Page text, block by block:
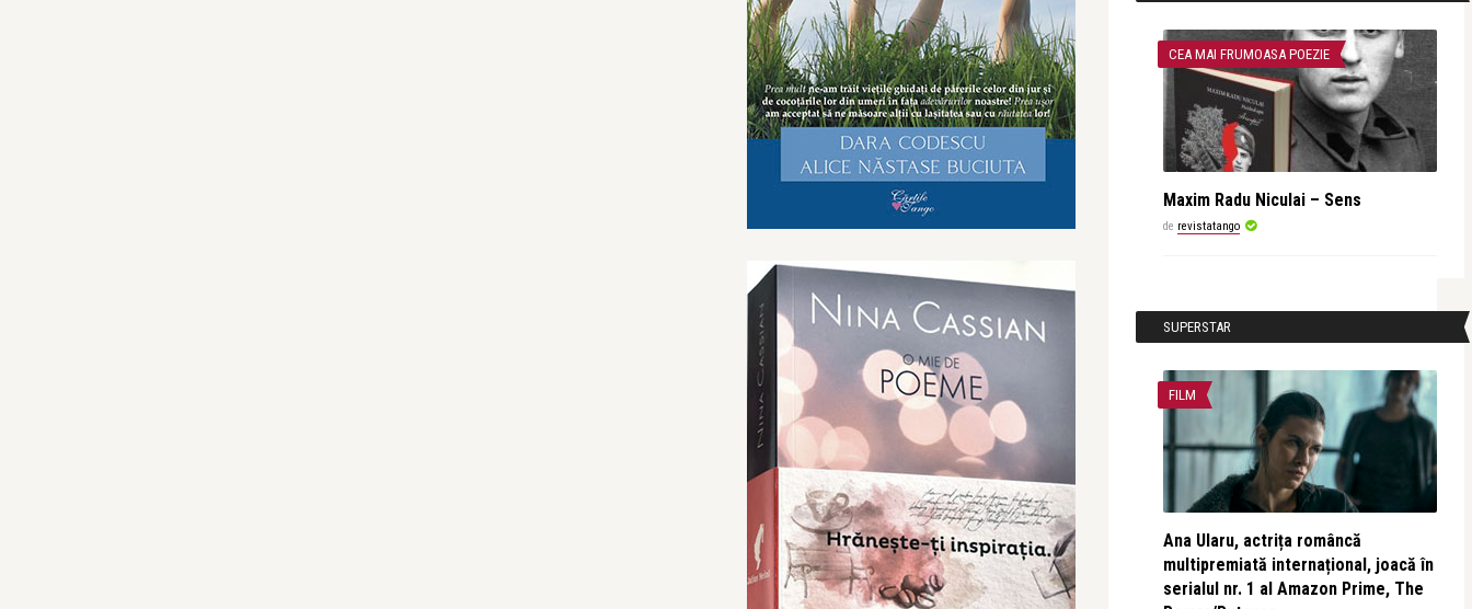
CEA MAI FRUMOASA POEZIE
Maxim Radu Niculai – Sens
de revistatango
SUPERSTAR
FILM
Ana Ularu, actrița româncă
multipremiată internațional, joacă în
serialul nr. 1 al Amazon Prime, The